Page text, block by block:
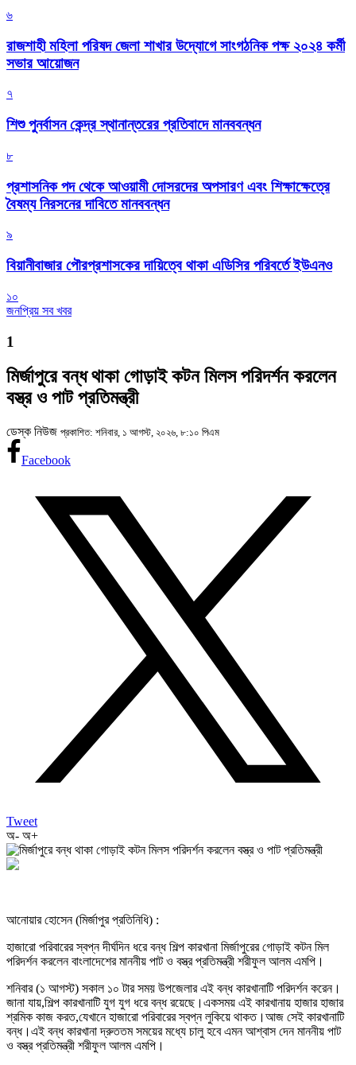
৬
রাজশাহী মহিলা পরিষদ জেলা শাখার উদ্যোগে সাংগঠনিক পক্ষ ২০২৪ কর্মী
সভার আয়োজন
৭
শিশু পুনর্বাসন কেন্দ্র স্থানান্তরের প্রতিবাদে মানববন্ধন
৮
প্রশাসনিক পদ থেকে আওয়ামী দোসরদের অপসারণ এবং শিক্ষাক্ষেত্রে
বৈষম্য নিরসনের দাবিতে মানববন্ধন
৯
বিয়ানীবাজার পৌরপ্রশাসকের দায়িত্বে থাকা এডিসির পরিবর্তে ইউএনও
১০
জনপ্রিয় সব খবর
1
মির্জাপুরে বন্ধ থাকা গোড়াই কটন মিলস পরিদর্শন করলেন
বস্ত্র ও পাট প্রতিমন্ত্রী
ডেস্ক নিউজ প্রকাশিত: শনিবার, ১ আগস্ট, ২০২৬, ৮:১০ পিএম
Facebook
Tweet
অ- অ+
আনোয়ার হোসেন (মির্জাপুর প্রতিনিধি) :
হাজারো পরিবারের স্বপ্ন দীর্ঘদিন ধরে বন্ধ শিল্প কারখানা মির্জাপুরের গোড়াই কটন মিল
পরিদর্শন করলেন বাংলাদেশের মাননীয় পাট ও বস্ত্র প্রতিমন্ত্রী শরীফুল আলম এমপি।
শনিবার (১ আগস্ট) সকাল ১০ টার সময় উপজেলার এই বন্ধ কারখানাটি পরিদর্শন করেন।
জানা যায়,শিল্প কারখানাটি যুগ যুগ ধরে বন্ধ রয়েছে।একসময় এই কারখানায় হাজার হাজার
শ্রমিক কাজ করত,যেখানে হাজারো পরিবারের স্বপ্ন লুকিয়ে থাকত।আজ সেই কারখানাটি
বন্ধ।এই বন্ধ কারখানা দ্রুততম সময়ের মধ্যে চালু হবে এমন আশ্বাস দেন মাননীয় পাট
ও বস্ত্র প্রতিমন্ত্রী শরীফুল আলম এমপি।